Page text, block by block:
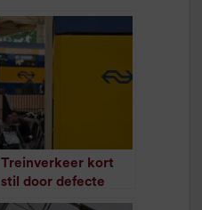
Treinverkeer kort
stil door defecte
trein